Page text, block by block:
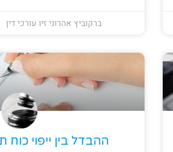
ברקוביץ אהרוני זיו עורכי דין
ההבדל בין ייפוי כוח